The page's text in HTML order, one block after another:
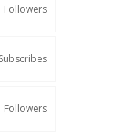
Followers
Subscribes
Followers